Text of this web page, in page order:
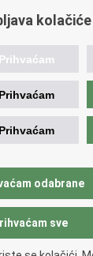
civilnoga
kolačiće
Prihvaćam
Prihvaćam
Prihvaćam
odabrane
sve